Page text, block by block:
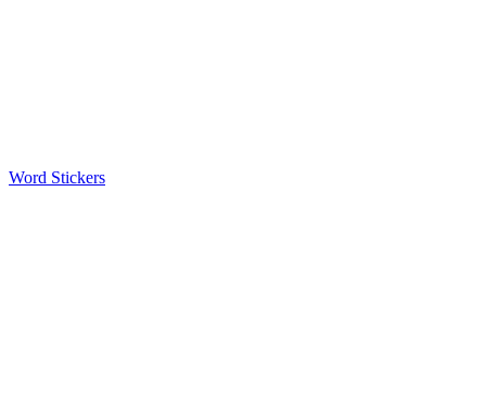
Word Stickers